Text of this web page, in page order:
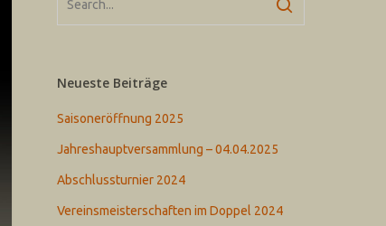
Neueste Beiträge
Saisoneröffnung 2025
Jahreshauptversammlung – 04.04.2025
Abschlussturnier 2024
Vereinsmeisterschaften im Doppel 2024